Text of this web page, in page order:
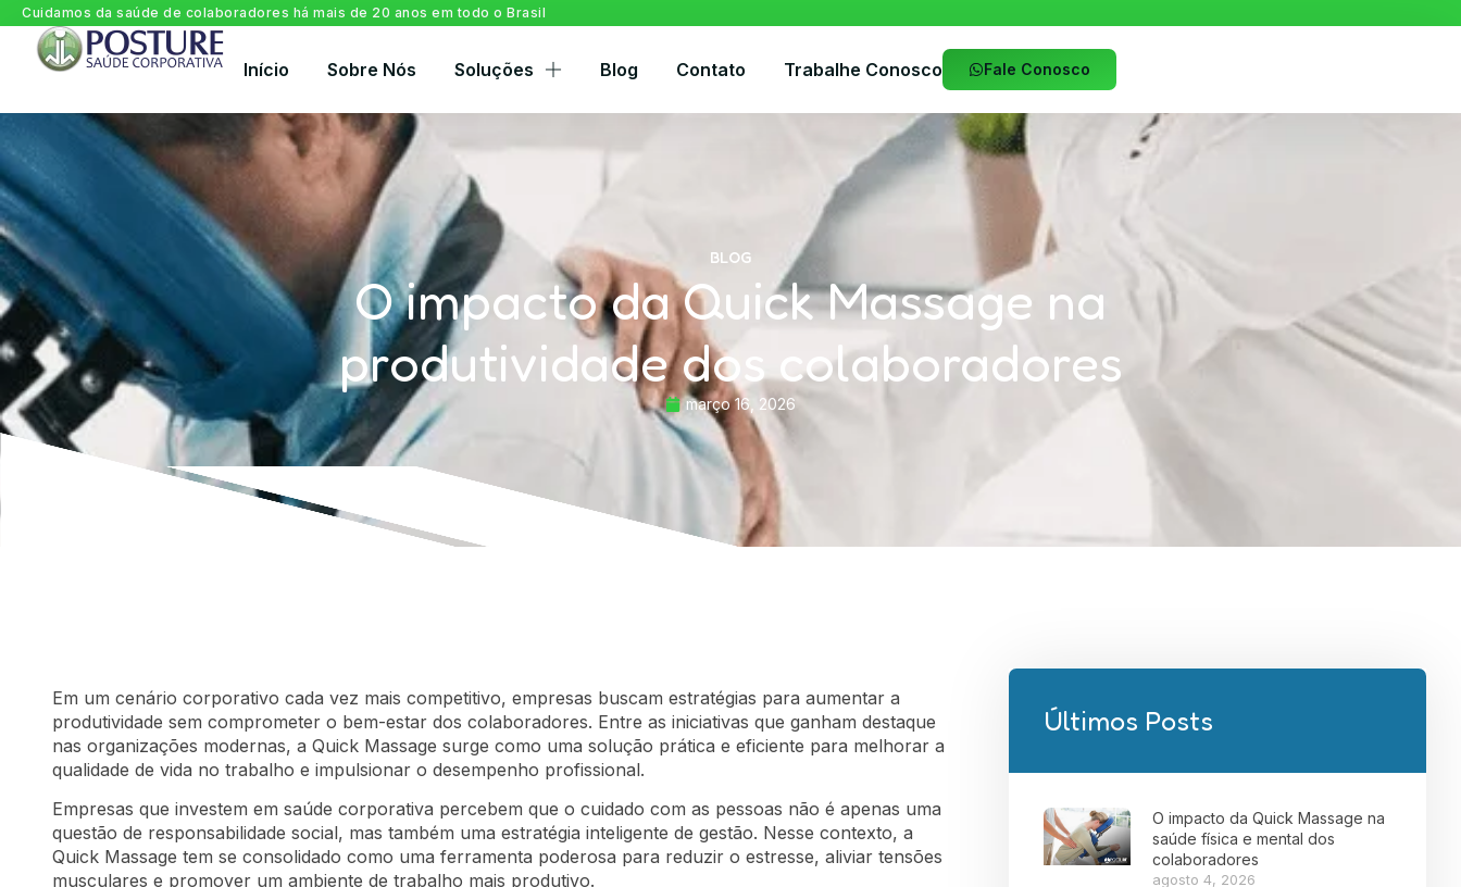
Cuidamos da saúde de colaboradores há mais de 20 anos em todo o Brasil
Início Sobre Nós Soluções Blog Contato Trabalhe Conosco Fale Conosco
BLOG
O impacto da Quick Massage na
produtividade dos colaboradores
março 16, 2026
Em um cenário corporativo cada vez mais competitivo, empresas buscam estratégias para aumentar a
produtividade sem comprometer o bem-estar dos colaboradores. Entre as iniciativas que ganham destaque
nas organizações modernas, a Quick Massage surge como uma solução prática e eficiente para melhorar a
qualidade de vida no trabalho e impulsionar o desempenho profissional.
Empresas que investem em saúde corporativa percebem que o cuidado com as pessoas não é apenas uma
questão de responsabilidade social, mas também uma estratégia inteligente de gestão. Nesse contexto, a
Quick Massage tem se consolidado como uma ferramenta poderosa para reduzir o estresse, aliviar tensões
musculares e promover um ambiente de trabalho mais produtivo.
Últimos Posts
O impacto da Quick Massage na
saúde física e mental dos
colaboradores
agosto 4, 2026